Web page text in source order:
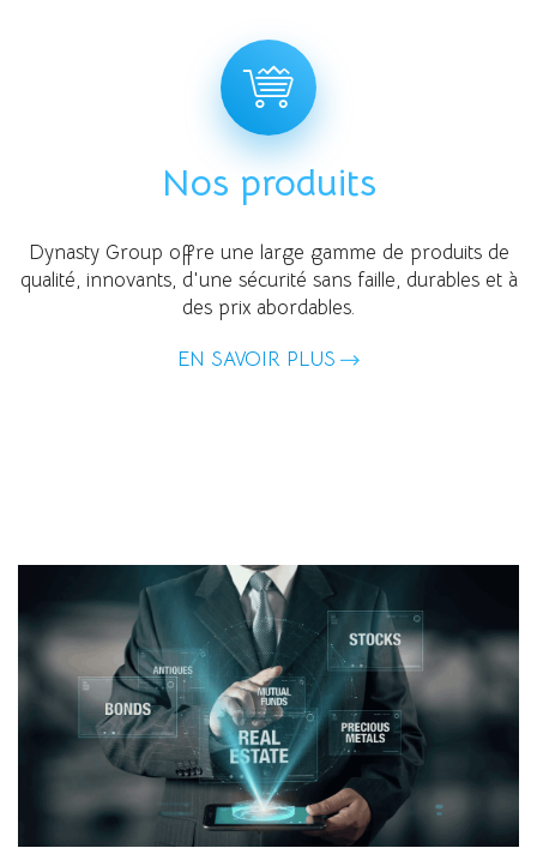
Nos produits
Dynasty Group offre une large gamme de produits de
qualité, innovants, d'une sécurité sans faille, durables et à
des prix abordables.
EN SAVOIR PLUS